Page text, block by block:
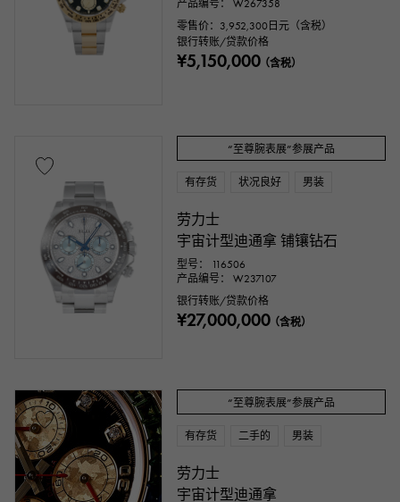
产品编号： W267358
零售价： 3,952,300 日元（含税）
银行转账/贷款价格
¥5,150,000（含税）
“至尊腕表展”参展产品
有存货 状况良好 男装
劳力士
宇宙计型迪通拿 铺镶钻石
型号： 116506
产品编号： W237107
银行转账/贷款价格
¥27,000,000（含税）
“至尊腕表展”参展产品
有存货 二手的 男装
劳力士
宇宙计型迪通拿